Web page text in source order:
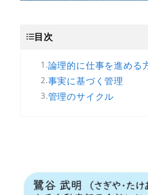
目次
論理的に仕事を進める
事実に基づく管理
管理のサイクル